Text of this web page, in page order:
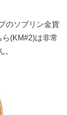
のソブリン金貨
(KM#2)は非常
。